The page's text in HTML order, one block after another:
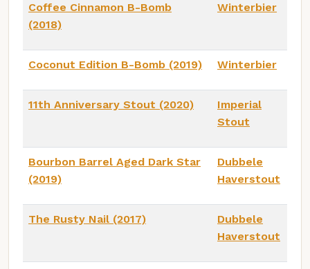
Coffee Cinnamon B-Bomb
(2018)
Winterbier
Coconut Edition B-Bomb (2019) Winterbier
11th Anniversary Stout (2020)
Imperial
Stout
Bourbon Barrel Aged Dark Star
(2019)
Dubbele
Haverstout
The Rusty Nail (2017)
Dubbele
Haverstout